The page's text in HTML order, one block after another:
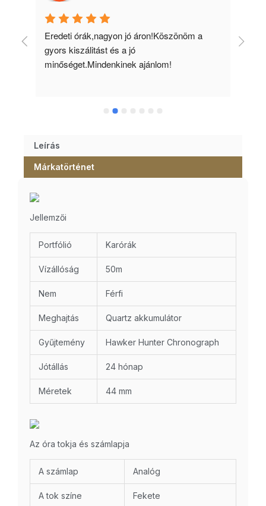
Eredeti órák,nagyon jó áron!Köszönöm a
gyors kiszálitást és a jó
minőséget.Mindenkinek ajánlom!
Leírás
Márkatörténet
Jellemzői
Portfólió Karórák
Vízállóság 50m
Nem Férfi
Meghajtás Quartz akkumulátor
Gyűjtemény Hawker Hunter Chronograph
Jótállás 24 hónap
Méretek 44 mm
Az óra tokja és számlapja
A számlap Analóg
A tok színe Fekete